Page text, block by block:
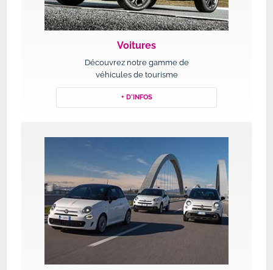
Voitures
Découvrez notre gamme de
véhicules de tourisme
+ D'INFOS